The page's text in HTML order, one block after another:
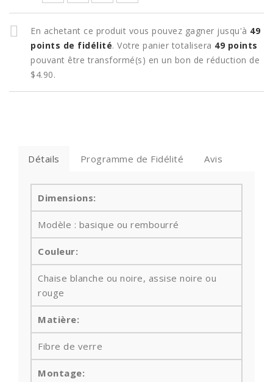
En achetant ce produit vous pouvez gagner jusqu'à 49
points de fidélité. Votre panier totalisera 49 points
pouvant être transformé(s) en un bon de réduction de
$4.90.
Détails Programme de Fidélité Avis
Dimensions:
Modèle : basique ou rembourré
Couleur:
Chaise blanche ou noire, assise noire ou
rouge
Matière:
Fibre de verre
Montage: